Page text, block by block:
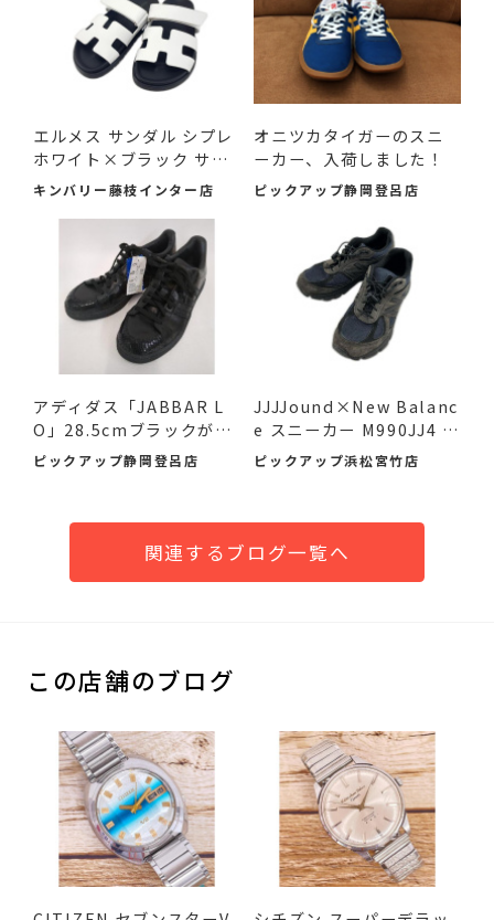
エルメス サンダル シプレ
ホワイト×ブラック サ
イ...
キンバリー藤枝インター店
オニツカタイガーのスニ
ーカー、入荷しました！
ピックアップ静岡登呂店
アディダス「JABBAR L
O」28.5cmブラックが入
荷！未...
ピックアップ静岡登呂店
JJJJound×New Balanc
e スニーカー M990JJ4 2
6.5cm ...
ピックアップ浜松宮竹店
関連するブログ一覧へ
この店舗のブログ